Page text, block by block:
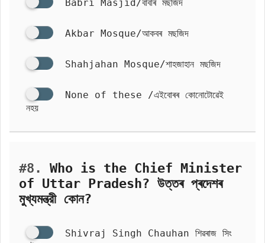
Babri Masjid/বাবৰি মছজিদ
Akbar Mosque/আকবৰ মছজিদ
Shahjahan Mosque/শাহজাহান মছজিদ
None of these /এইবোৰৰ কোনোটোৱেই
নহয়
#8.
Who is the Chief Minister
of Uttar Pradesh? উত্তৰ প্ৰদেশৰ
মুখ্যমন্ত্রী কোন?
Shivraj Singh Chauhan শিৱৰাজ সিং